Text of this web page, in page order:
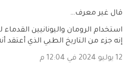
‏قال غير معرف…
استخدام الرومان واليونانيين
إنه جزء من التاريخ الطبي الذي أعتقد
12 يوليو 2024 في 12:04 م